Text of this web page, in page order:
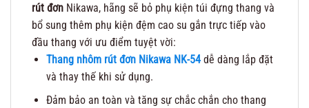
rút đơn Nikawa, hãng sẽ bỏ phụ kiện túi đựng thang và
bổ sung thêm phụ kiện đệm cao su gắn trực tiếp vào
đầu thang với ưu điểm tuyệt vời:
Thang nhôm rút đơn Nikawa NK-54 dễ dàng lắp đặt
và thay thế khi sử dụng.
Đảm bảo an toàn và tăng sự chắc chắn cho thang